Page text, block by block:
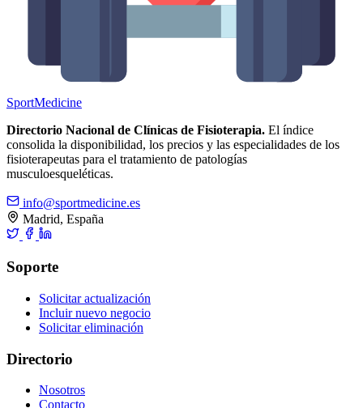
SportMedicine
Directorio Nacional de Clínicas de Fisioterapia. El índice
consolida la disponibilidad, los precios y las especialidades de los
fisioterapeutas para el tratamiento de patologías
musculoesqueléticas.
info@sportmedicine.es
Madrid, España
Soporte
Solicitar actualización
Incluir nuevo negocio
Solicitar eliminación
Directorio
Nosotros
Contacto